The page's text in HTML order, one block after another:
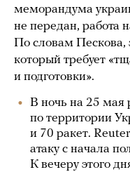
меморандума
не передан, работа
По словам Пескова,
который требует
и подготовки».
В ночь на 25 мая
по территории
и 70 ракет.
атаку с начала
К вечеру этого